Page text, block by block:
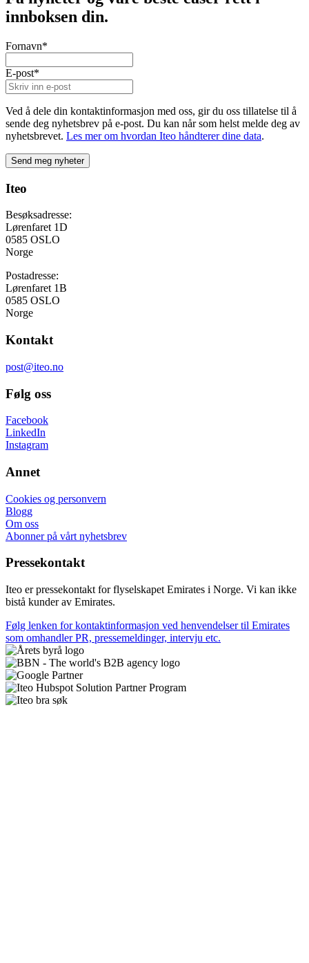
innboksen din.
Fornavn*
E-post*
Ved å dele din kontaktinformasjon med oss, gir du oss tillatelse til å
sende deg nyhetsbrev på e-post. Du kan når som helst melde deg av
nyhetsbrevet. Les mer om hvordan Iteo håndterer dine data.
Iteo
Besøksadresse:
Lørenfaret 1D
0585 OSLO
Norge
Postadresse:
Lørenfaret 1B
0585 OSLO
Norge
Kontakt
post@iteo.no
Følg oss
Facebook
LinkedIn
Instagram
Annet
Cookies og personvern
Blogg
Om oss
Abonner på vårt nyhetsbrev
Pressekontakt
Iteo er pressekontakt for flyselskapet Emirates i Norge. Vi kan ikke
bistå kunder av Emirates.
Følg lenken for kontaktinformasjon ved henvendelser til Emirates
som omhandler PR, pressemeldinger, intervju etc.